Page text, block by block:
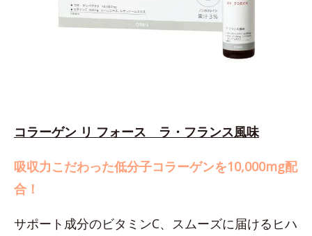
コラーゲン リ フォース ラ・フランス風味
吸収力こだわった低分子コラーゲンを10,000mg配
合！
サポート成分のビタミンC、スムーズに届けるヒハ